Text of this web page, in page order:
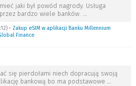
jaki był powód nagrody. Usługa
bardzo wiele banków.
• Zakup eSIM w aplikacji Banku Millennium
Finance
się pierdołami niech dopracują swoją
bankową bo ma podstawowe